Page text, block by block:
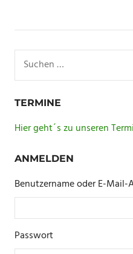
nach:
TERMINE
Hier geht´s zu unseren
ANMELDEN
Benutzername oder E-Mail-
Passwort